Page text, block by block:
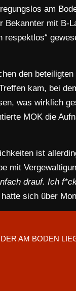
am
Bekannter mit B-
respektlos“
den
kam, bei
was wirklich
MOK die
ist
mit
drauf. Ich
sich über
AM BODEN